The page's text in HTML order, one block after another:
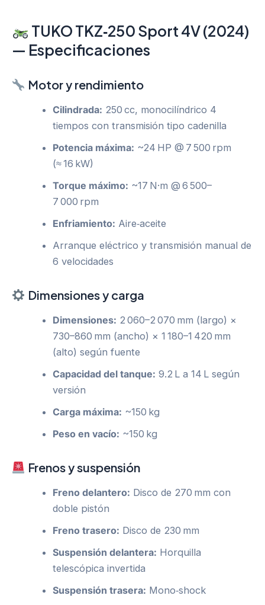
TUKO TKZ‑250 Sport 4V (2024)
— Especificaciones
Motor y rendimiento
Cilindrada: 250 cc, monocilíndrico 4
tiempos con transmisión tipo cadenilla
Potencia máxima: ~24 HP @ 7 500 rpm
(≈ 16 kW)
Torque máximo: ~17 N·m @ 6 500–
7 000 rpm
Enfriamiento: Aire‑aceite
Arranque eléctrico y transmisión manual de
6 velocidades
Dimensiones y carga
Dimensiones: 2 060–2 070 mm (largo) ×
730–860 mm (ancho) × 1 180–1 420 mm
(alto) según fuente
Capacidad del tanque: 9.2 L a 14 L según
versión
Carga máxima: ~150 kg
Peso en vacío: ~150 kg
Frenos y suspensión
Freno delantero: Disco de 270 mm con
doble pistón
Freno trasero: Disco de 230 mm
Suspensión delantera: Horquilla
telescópica invertida
Suspensión trasera: Mono‑shock